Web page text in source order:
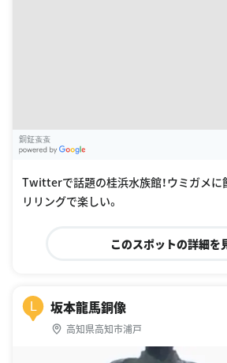
銅鉦蚉蚉
Twitterで話題の桂浜水族館！ウミガメに
リリングで楽しい。
このスポットの詳細を
L 坂本龍馬銅像
高知県高知市浦戸